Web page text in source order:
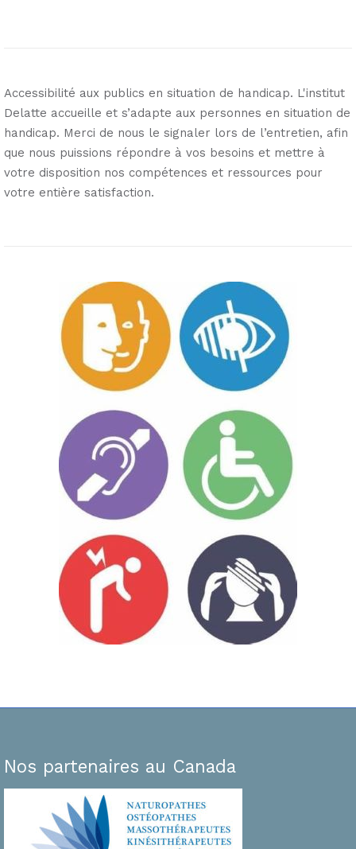
Accessibilité aux publics en situation de handicap. L'institut
Delatte accueille et s’adapte aux personnes en situation de
handicap. Merci de nous le signaler lors de l’entretien, afin
que nous puissions répondre à vos besoins et mettre à
votre disposition nos compétences et ressources pour
votre entière satisfaction.
Nos partenaires au Canada